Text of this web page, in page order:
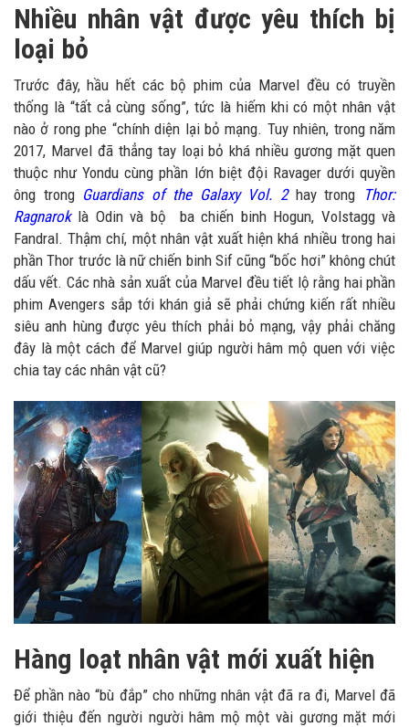
Nhiều nhân vật được yêu thích bị
loại bỏ
Trước đây, hầu hết các bộ phim của Marvel đều có truyền
thống là “tất cả cùng sống”, tức là hiếm khi có một nhân vật
nào ở rong phe “chính diện lại bỏ mạng. Tuy nhiên, trong năm
2017, Marvel đã thẳng tay loại bỏ khá nhiều gương mặt quen
thuộc như Yondu cùng phần lớn biệt đội Ravager dưới quyền
ông trong Guardians of the Galaxy Vol. 2hay trong Thor:
Ragnaroklà Odin và bộ ba chiến binh Hogun, Volstagg và
Fandral. Thậm chí, một nhân vật xuất hiện khá nhiều trong hai
phần Thor trước là nữ chiến binh Sif cũng “bốc hơi” không chút
dấu vết. Các nhà sản xuất của Marvel đều tiết lộ rằng hai phần
phim Avengers sắp tới khán giả sẽ phải chứng kiến rất nhiều
siêu anh hùng được yêu thích phải bỏ mạng, vậy phải chăng
đây là một cách để Marvel giúp người hâm mộ quen với việc
chia tay các nhân vật cũ?
Hàng loạt nhân vật mới xuất hiện
Để phần nào “bù đắp” cho những nhân vật đã ra đi, Marvel đã
giới thiệu đến người người hâm mộ một vài gương mặt mới